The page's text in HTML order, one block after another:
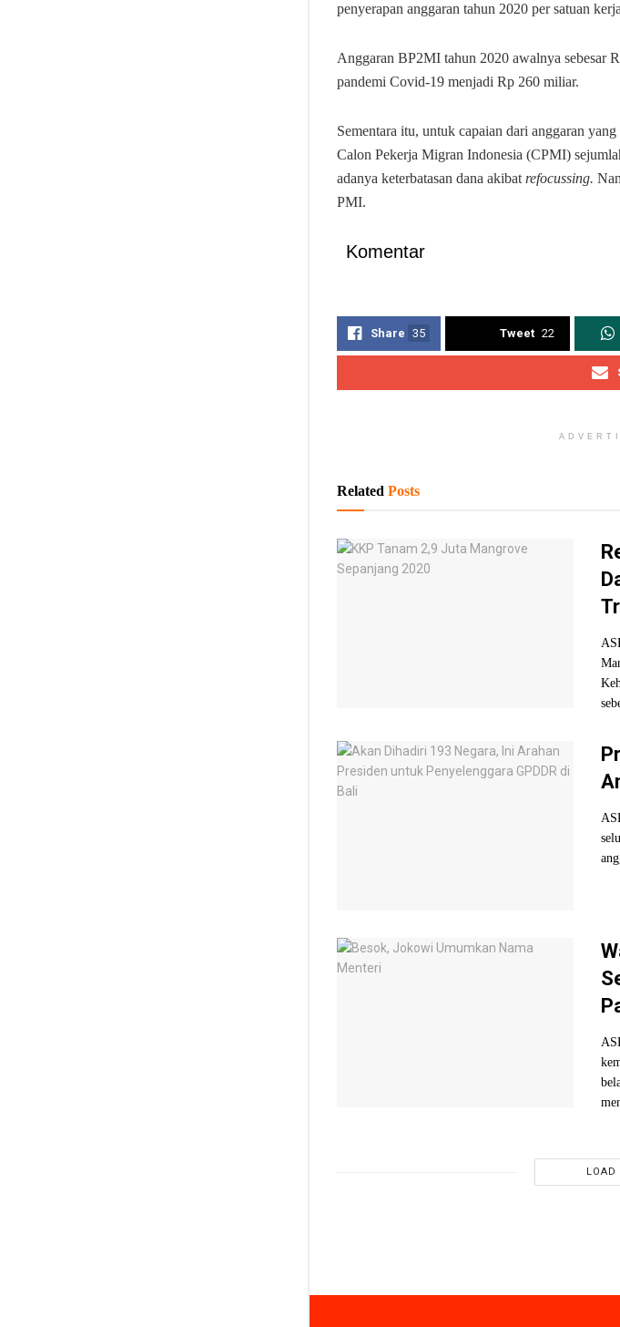
penyerapan anggaran tahun 2020 per satuan
Anggaran BP2MI tahun 2020 awalnya sebesar
pandemi Covid-19 menjadi Rp 260 miliar.
Sementara itu, untuk capaian dari anggaran
Calon Pekerja Migran Indonesia (CPMI)
adanya keterbatasan dana akibatrefocussing.
PMI.
Komentar
Share 35 Tweet 22
Related Posts
LOAD